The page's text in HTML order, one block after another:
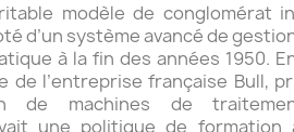
modèle de conglomérat
d’un système avancé de
à la fin des années 1950.
de l’entreprise française Bull,
de machines de
une politique de formation